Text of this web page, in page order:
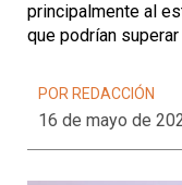
principalmente al
que podrían
POR REDACCIÓN
16 de mayo de